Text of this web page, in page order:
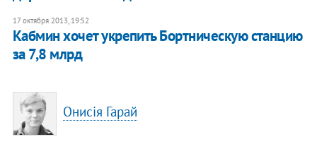
17 октября 2013, 19:52
Кабмин хочет укрепить Бортническую станцию
за 7,8 млрд
Онисія Гарай